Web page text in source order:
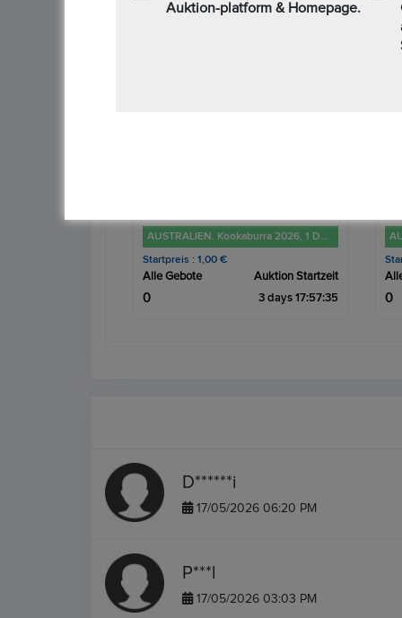
AUSTRALIEN. Kookaburra 2026, 1 Dollar 1 Unze FM-Frankfurt, Feinsilber: 31,1g
Startpreis : 1,00 €
Alle Gebote
0
Auktion Startzeit
3 days 17:55:34
0
D******i
17/05/2026 06:20 PM
P***l
17/05/2026 03:03 PM
Auktion-platform & Homepage.